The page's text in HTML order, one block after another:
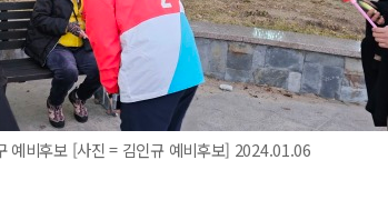
예비후보 [사진 = 김인규 예비후보] 2024.01.06